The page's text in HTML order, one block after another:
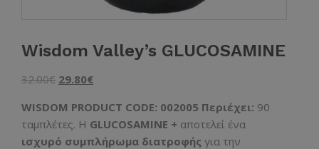
Wisdom Valley’s GLUCOSAMINE
32.00€ Original
was:
32.00€.
29.80€Current
is:
29.80€.
WISDOM PRODUCT CODE: 002005 Περιέχει: 90
ταμπλέτες. Η GLUCOSAMINE + αποτελεί ένα
ισχυρό συμπλήρωμα διατροφής για την